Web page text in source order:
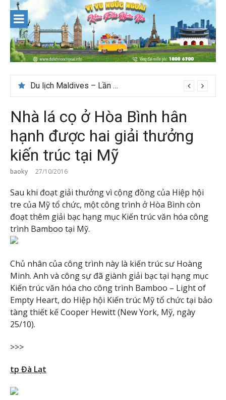
content
Du lịch Maldives – Lần đầu nên đi đâu, chơi gì?
Nhà lá cọ ở Hòa Bình hân
hạnh được hai giải thưởng
kiến trúc tại Mỹ
baoky 27/10/2016
Sau khi đoạt giải thưởng vì cộng đồng của Hiệp hội
tre của Mỹ tổ chức, một công trình ở Hòa Bình còn
đoạt thêm giải bạc hạng mục Kiến trúc văn hóa công
trình Bamboo tại Mỹ.
Chủ nhân của công trình này là kiến trúc sư Hoàng
Minh. Anh và công sự đã giành giải bạc tại hạng mục
Kiến trúc văn hóa cho công trình Bamboo – Light of
Empty Heart, do Hiệp hội Kiến trúc Mỹ tổ chức tại bảo
tàng thiết kế Cooper Hewitt (New York, Mỹ, ngày
25/10).
>>>
tp Đà Lạt